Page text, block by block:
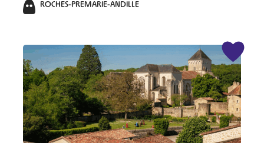
ROCHES-PREMARIE-ANDILLE